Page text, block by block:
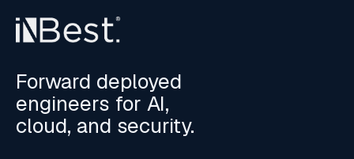
Forward deployed
engineers for AI,
cloud, and security.